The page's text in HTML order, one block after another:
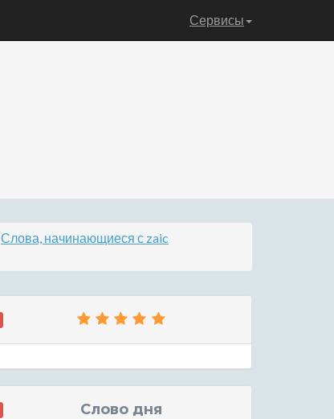
Сервисы
Слова, начинающиеся с zaic
Слово дня